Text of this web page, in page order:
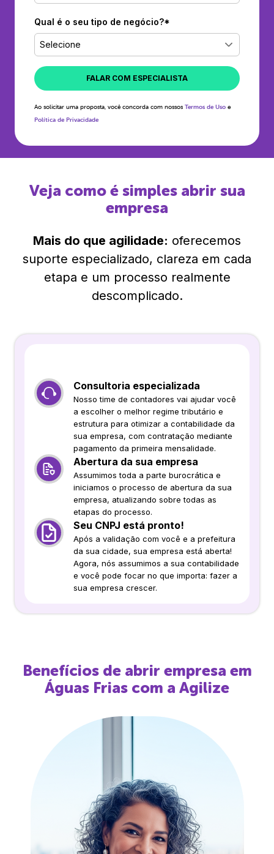
Qual é o seu tipo de negócio?*
Selecione
FALAR COM ESPECIALISTA
Ao solicitar uma proposta, você concorda com nossos Termos de Uso e
Política de Privacidade
Veja como é simples abrir sua
empresa
Mais do que agilidade: oferecemos
suporte especializado, clareza em cada
etapa e um processo realmente
descomplicado.
Consultoria especializada
Nosso time de contadores vai ajudar você
a escolher o melhor regime tributário e
estrutura para otimizar a contabilidade da
sua empresa, com contratação mediante
pagamento da primeira mensalidade.
Abertura da sua empresa
Assumimos toda a parte burocrática e
iniciamos o processo de abertura da sua
empresa, atualizando sobre todas as
etapas do processo.
Seu CNPJ está pronto!
Após a validação com você e a prefeitura
da sua cidade, sua empresa está aberta!
Agora, nós assumimos a sua contabilidade
e você pode focar no que importa: fazer a
sua empresa crescer.
Benefícios de abrir empresa em
Águas Frias com a Agilize